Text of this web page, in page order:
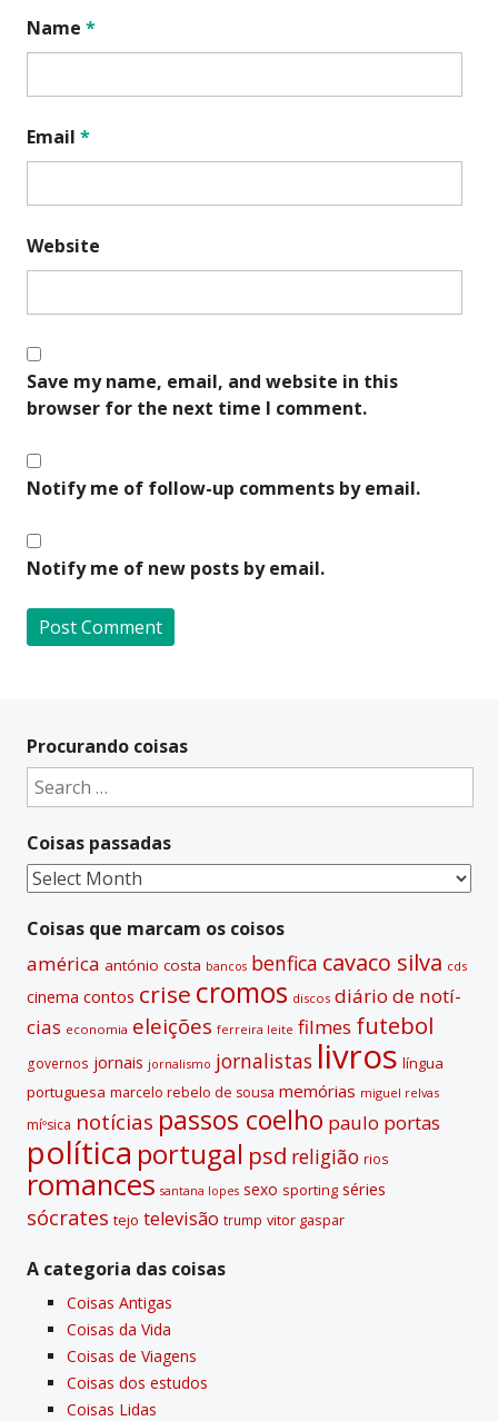
Name *
Email *
Website
Save my name, email, and website in this
browser for the next time I comment.
Notify me of follow-up comments by email.
Notify me of new posts by email.
t
e
a
t
i
v
Procurando coisas
Search
for:
Coisas passadas
Coisas
Coisas que marcam os coisos
américa antónio costa bancos benfica cavaco silva cds
cinema contos crise cromos discos diário de notí­
cias economia eleições ferreira leite filmes futebol
governos jornais jornalismo jornalistas livros lí­ngua
portuguesa marcelo rebelo de sousa memórias miguel relvas
míºsica notí­cias passos coelho paulo portas
polí­tica portugal psd religião rios
romances santana lopes sexo sporting séries
sócrates tejo televisão trump vitor gaspar
A categoria das coisas
Coisas Antigas
Coisas da Vida
Coisas de Viagens
Coisas dos estudos
Coisas Lidas